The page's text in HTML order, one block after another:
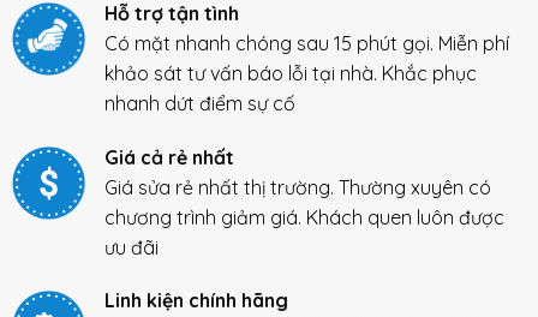
Hỗ trợ tận tình
Có mặt nhanh chóng sau 15 phút gọi. Miễn phí
khảo sát tư vấn báo lỗi tại nhà. Khắc phục
nhanh dứt điểm sự cố
Giá cả rẻ nhất
Giá sửa rẻ nhất thị trường. Thường xuyên có
chương trình giảm giá. Khách quen luôn được
ưu đãi
Linh kiện chính hãng